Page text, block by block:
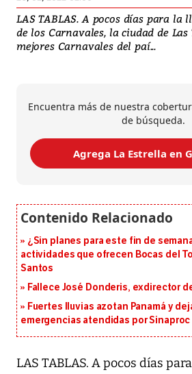
LAS TABLAS. A pocos días para la
de los Carnavales, la ciudad de Las
mejores Carnavales del paí...
Encuentra más de nuestra
de búsqueda.
Agrega La Estrella en
¿Sin planes para este fin de
actividades que ofrecen Bocas del
Santos
Fallece José Donderis, exdirector
Fuertes lluvias azotan Panamá y
emergencias atendidas por Sinaproc
LAS TABLAS. A pocos días